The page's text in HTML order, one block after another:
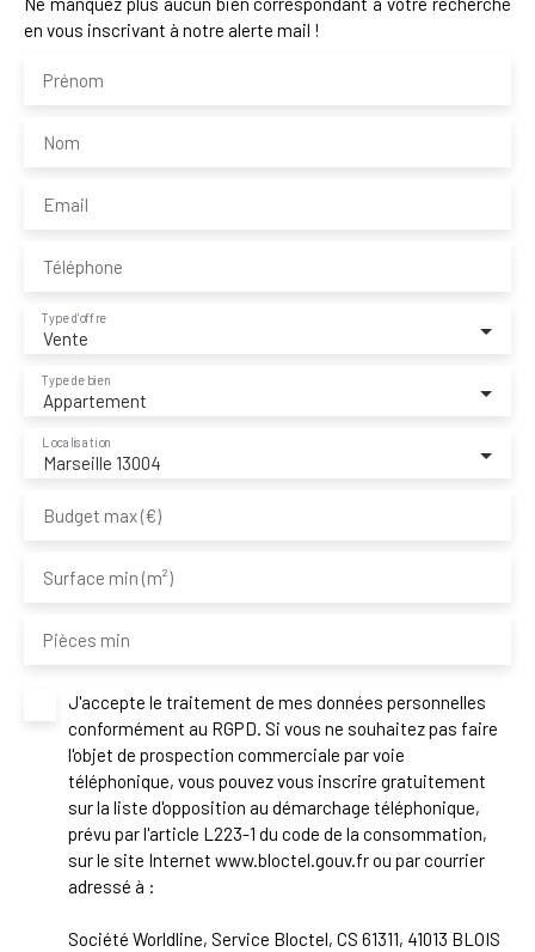
en vous inscrivant à notre alerte mail !
Prénom
Nom
Email
Téléphone
Vente
Type d'offre
Appartement
Type de bien
Marseille 13004
Localisation
Budget max (€)
Surface min (m²)
Pièces min
J'accepte le traitement de mes données personnelles
conformément au RGPD. Si vous ne souhaitez pas faire
l'objet de prospection commerciale par voie
téléphonique, vous pouvez vous inscrire gratuitement
sur la liste d'opposition au démarchage téléphonique,
prévu par l'article L223-1 du code de la consommation,
sur le site Internet www.bloctel.gouv.fr ou par courrier
adressé à :
Société Worldline, Service Bloctel, CS 61311, 41013 BLOIS